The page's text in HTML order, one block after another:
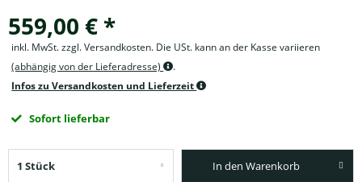
559,00 € *
inkl. MwSt. zzgl. Versandkosten. Die USt. kann an der Kasse variieren
(abhängig von der Lieferadresse)
.
Infos zu Versandkosten und Lieferzeit
Sofort lieferbar
In den Warenkorb